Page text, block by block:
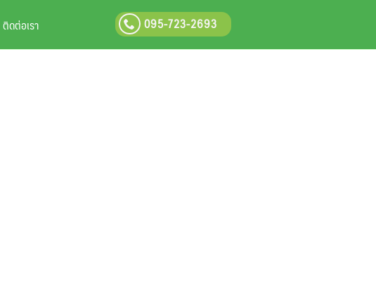
095-723-2693
ติดต่อเรา